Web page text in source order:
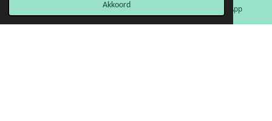
AkkoordFacebook WhatsApp